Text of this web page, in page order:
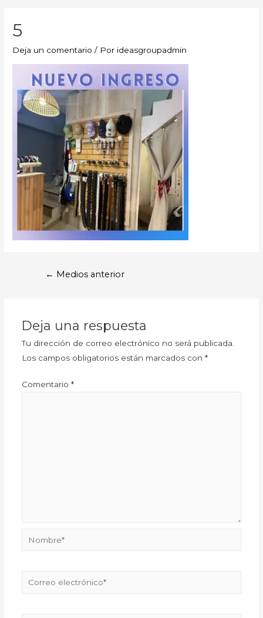
5
Deja un comentario / Por ideasgroupadmin
← Medios anterior
Deja una respuesta
Tu dirección de correo electrónico no será publicada.
Los campos obligatorios están marcados con *
Comentario *